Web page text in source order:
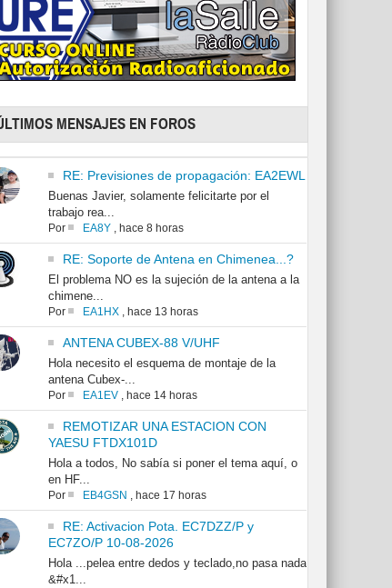
MENSAJES EN FOROS
RE: Previsiones de propagación: EA2EWL
Buenas Javier, solamente felicitarte por el
trabajo rea...
Por EA8Y, hace 8 horas
RE: Soporte de Antena en Chimenea...?
El problema NO es la sujeción de la antena a la
chimene...
Por EA1HX, hace 13 horas
ANTENA CUBEX-88 V/UHF
Hola necesito el esquema de montaje de la
antena Cubex-...
Por EA1EV, hace 14 horas
REMOTIZAR UNA ESTACION CON
YAESU FTDX101D
Hola a todos, No sabía si poner el tema aquí, o
en HF...
Por EB4GSN , hace 17 horas
RE: Activacion Pota. EC7DZZ/P y
EC7ZO/P 10-08-2026
Hola ...pelea entre dedos y teclado,no pasa nada
&#x1...